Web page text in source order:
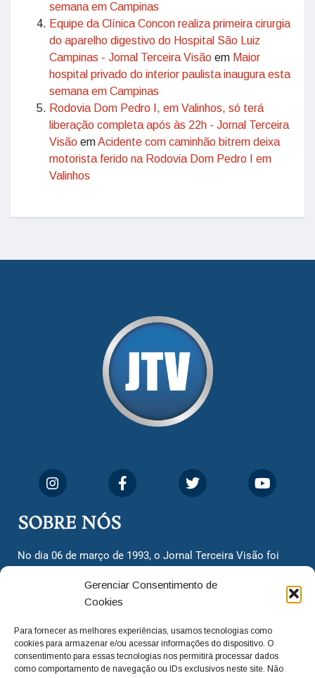
Gerenciar Consentimento de
Cookies
Para fornecer as melhores experiências, usamos tecnologias como
cookies para armazenar e/ou acessar informações do dispositivo. O
consentimento para essas tecnologias nos permitirá processar dados
como comportamento de navegação ou IDs exclusivos neste site. Não
semana em Campinas
Equipe da Clínica Concon realiza primeira cirurgia
do aparelho digestivo do Hospital São Luiz
Campinas - Jornal Terceira Visão em Maior
hospital privado do interior paulista inaugura esta
semana em Campinas
Rodovia Dom Pedro I, em Valinhos, só terá
liberação completa após às 22h - Jornal Terceira
Visão emAcidente com caminhão bitrem deixa
motorista ferido na Rodovia Dom Pedro I em
Valinhos
SOBRE NÓS
No dia 06 de março de 1993, o Jornal Terceira Visão foi
cidadãos valinhenses, já que naquela época só existiam
dois jornais. Há mais de 30 anos, o jornal continua
com o foco de trazer as melhores notícias. Nunca
deixamos de lado as necessidades do cidadão, sempre
questionando os órgãos públicos em busca de melhorias